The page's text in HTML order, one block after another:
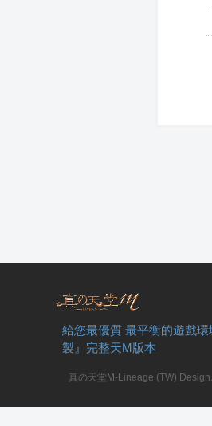
給您最優質 最平衡的遊戲
製』完整天M版本
真の天堂M-Lineage (TW)